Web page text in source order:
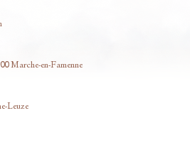
Marche-en-Famenne
Leuze